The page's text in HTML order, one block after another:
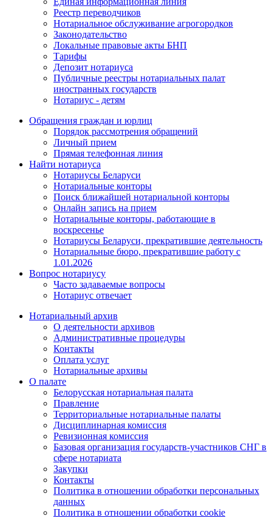
Реестр переводчиков
Нотариальное обслуживание агрогородков
Законодательство
Локальные правовые акты БНП
Тарифы
Депозит нотариуса
Публичные реестры нотариальных палат
иностранных государств
Нотариус - детям
Обращения граждан и юрлиц
Порядок рассмотрения обращений
Личный прием
Прямая телефонная линия
Найти нотариуса
Нотариусы Беларуси
Нотариальные конторы
Поиск ближайшей нотариальной конторы
Онлайн запись на прием
Нотариальные конторы, работающие в
воскресенье
Нотариусы Беларуси, прекратившие деятельность
Нотариальные бюро, прекратившие работу с
1.01.2026
Вопрос нотариусу
Часто задаваемые вопросы
Нотариус отвечает
Нотариальный архив
О деятельности архивов
Административные процедуры
Контакты
Оплата услуг
Нотариальные архивы
О палате
Белорусская нотариальная палата
Правление
Территориальные нотариальные палаты
Дисциплинарная комиссия
Ревизионная комиссия
Базовая организация государств-участников СНГ в
сфере нотариата
Закупки
Контакты
Политика в отношении обработки персональных
данных
Политика в отношении обработки cookie